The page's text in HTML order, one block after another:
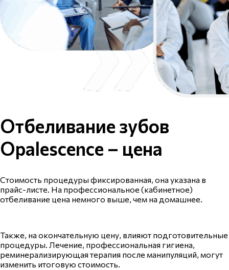
Отбеливание зубов
Opalescence – цена
Стоимость процедуры фиксированная, она указана в
прайс-листе. На профессиональное (кабинетное)
отбеливание цена немного выше, чем на домашнее.
Также, на окончательную цену, влияют подготовительные
процедуры. Лечение, профессиональная гигиена,
реминерализирующая терапия после манипуляций, могут
изменить итоговую стоимость.